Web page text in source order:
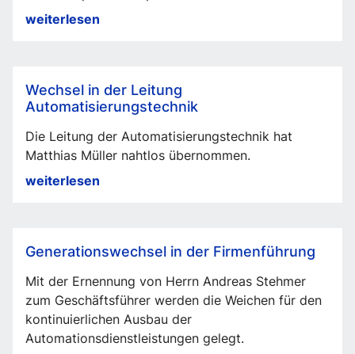
weiterlesen
Führungsebene
Wechsel in der Leitung
Automatisierungstechnik
Die Leitung der Automatisierungstechnik hat
Matthias Müller nahtlos übernommen.
weiterlesen
Automatisierungstechnik
Generationswechsel in der Firmenführung
Mit der Ernennung von Herrn Andreas Stehmer
zum Geschäftsführer werden die Weichen für den
kontinuierlichen Ausbau der
Automationsdienstleistungen gelegt.